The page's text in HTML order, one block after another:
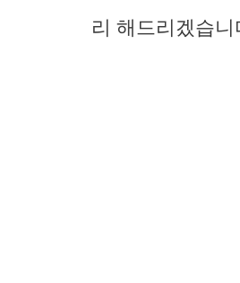
리 해드리겠습니